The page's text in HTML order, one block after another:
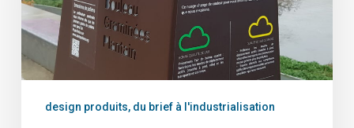
design produits, du brief à l'industrialisation